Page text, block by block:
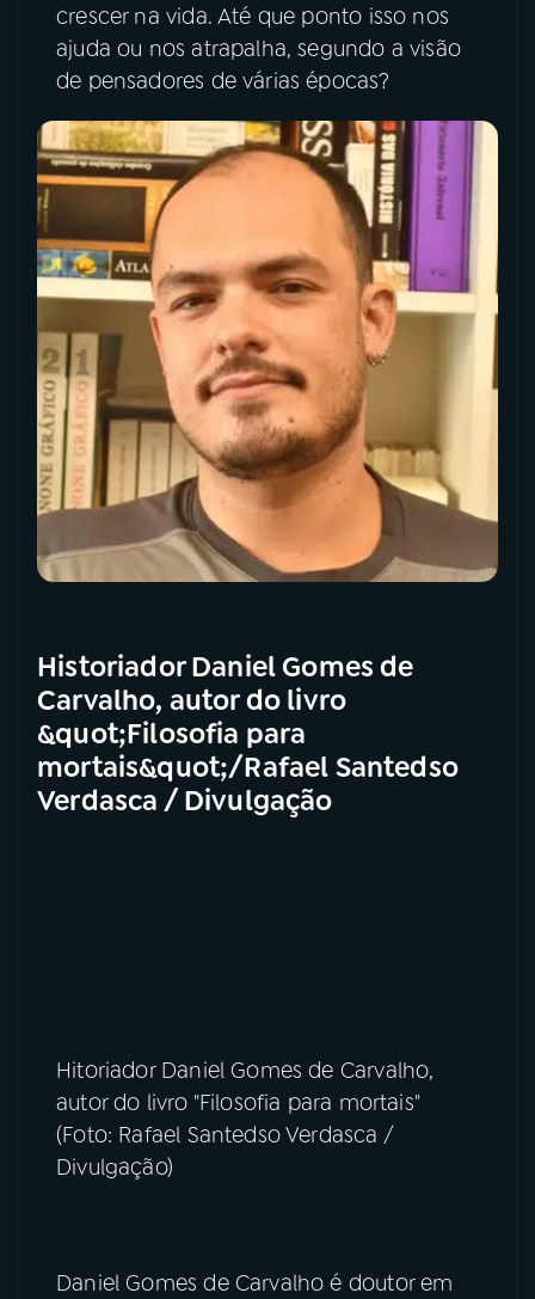
crescer na vida. Até que ponto isso nos
ajuda ou nos atrapalha, segundo a visão
de pensadores de várias épocas?
Historiador Daniel Gomes de
Carvalho, autor do livro
&quot;Filosofia para
mortais&quot;/Rafael Santedso
Verdasca / Divulgação
Hitoriador Daniel Gomes de Carvalho,
autor do livro "Filosofia para mortais"
(Foto: Rafael Santedso Verdasca /
Divulgação)
Daniel Gomes de Carvalho é doutor em